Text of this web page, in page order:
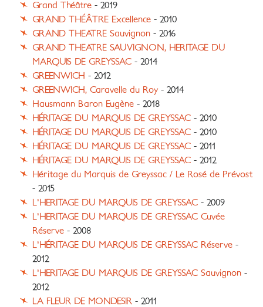
Grand Théâtre - 2019
GRAND THÉÂTRE Excellence - 2010
GRAND THEATRE Sauvignon - 2016
GRAND THEATRE SAUVIGNON, HERITAGE DU
MARQUIS DE GREYSSAC - 2014
GREENWICH - 2012
GREENWICH, Caravelle du Roy - 2014
Hausmann Baron Eugène - 2018
HÉRITAGE DU MARQUIS DE GREYSSAC - 2010
HÉRITAGE DU MARQUIS DE GREYSSAC - 2010
HÉRITAGE DU MARQUIS DE GREYSSAC - 2011
HÉRITAGE DU MARQUIS DE GREYSSAC - 2012
Héritage du Marquis de Greyssac / Le Rosé de Prévost
- 2015
L'HERITAGE DU MARQUIS DE GREYSSAC - 2009
L'HERITAGE DU MARQUIS DE GREYSSAC Cuvée
Réserve - 2008
L'HÉRITAGE DU MARQUIS DE GREYSSAC Réserve -
2012
L'HERITAGE DU MARQUIS DE GREYSSAC Sauvignon -
2012
LA FLEUR DE MONDESIR - 2011